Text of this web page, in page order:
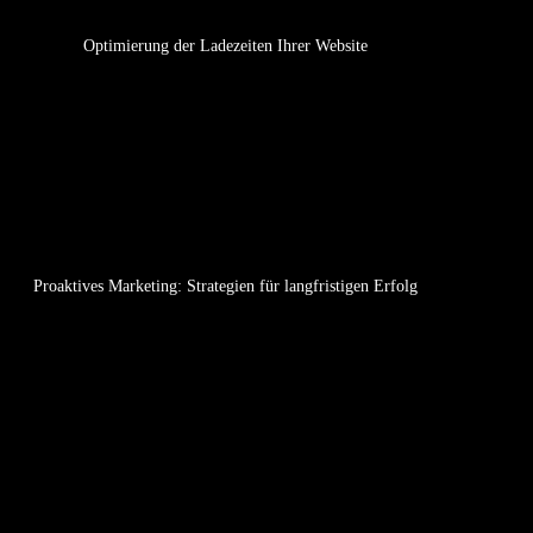
Optimierung der Ladezeiten Ihrer Website
Proaktives Marketing: Strategien für langfristigen Erfolg